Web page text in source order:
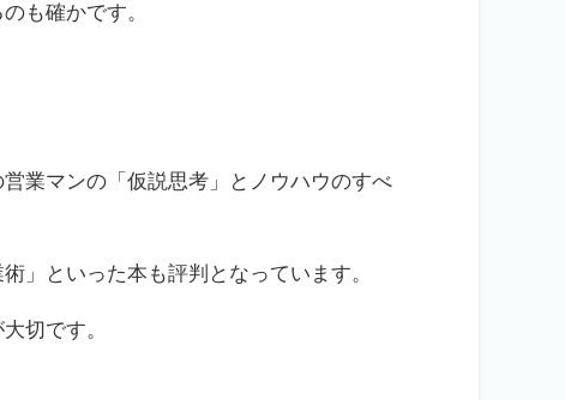
も確かです。
業マンの「仮説思考」とノウハウのすべ
」といった本も評判となっています。
切です。